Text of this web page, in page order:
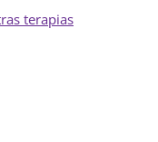
terapias